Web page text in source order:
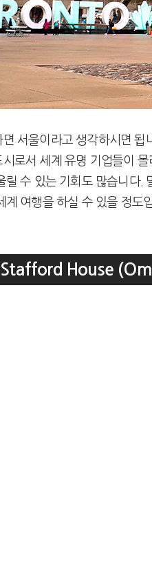
서울이라고 생각하시면
로서 세계 유명 기업들이
릴 수 있는 기회도 많습니다.
계 여행을 하실 수 있을 정도
House